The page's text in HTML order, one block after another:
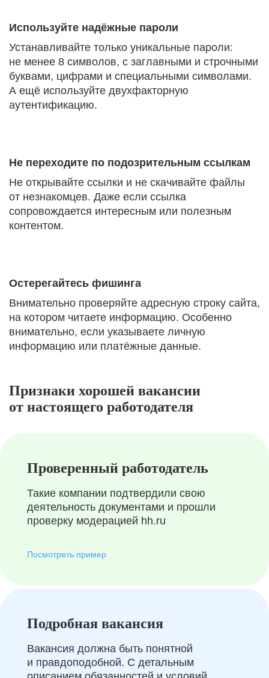
Используйте надёжные пароли
Устанавливайте только уникальные пароли:
не менее 8 символов, с заглавными и строчными
буквами, цифрами и специальными символами.
А ещё используйте двухфакторную
аутентификацию.
Не переходите по подозрительным ссылкам
Не открывайте ссылки и не скачивайте файлы
от незнакомцев. Даже если ссылка
сопровождается интересным или полезным
контентом.
Остерегайтесь фишинга
Внимательно проверяйте адресную строку сайта,
на котором читаете информацию. Особенно
внимательно, если указываете личную
информацию или платёжные данные.
Признаки хорошей вакансии
от настоящего работодателя
Проверенный работодатель
Такие компании подтвердили свою
деятельность документами и прошли
проверку модерацией hh.ru
Посмотреть пример
Подробная вакансия
Вакансия должна быть понятной
и правдоподобной. С детальным